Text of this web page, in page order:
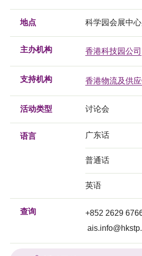
地点 科学园会展中
主办机构 香港科技园公司
支持机构 香港物流及供
活动类型 讨论会
语言 广东话
普通话
英语
查询
+852 2629